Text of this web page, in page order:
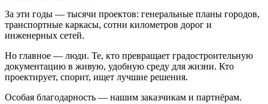
За эти годы — тысячи проектов: генеральные планы городов,
транспортные каркасы, сотни километров дорог и
инженерных сетей.
Но главное — люди. Те, кто превращает градостроительную
документацию в живую, удобную среду для жизни. Кто
проектирует, спорит, ищет лучшие решения.
Особая благодарность — нашим заказчикам и партнёрам.